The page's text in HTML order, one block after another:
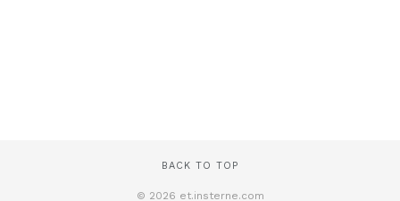
BACK TO TOP
© 2026 et.insterne.com